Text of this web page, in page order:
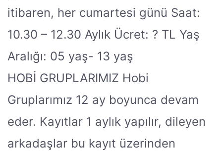
itibaren, her cumartesi günü Saat:
10.30 – 12.30 Aylık Ücret: ? TL Yaş
Aralığı: 05 yaş- 13 yaş
HOBİ GRUPLARIMIZ Hobi
Gruplarımız 12 ay boyunca devam
eder. Kayıtlar 1 aylık yapılır, dileyen
arkadaşlar bu kayıt üzerinden